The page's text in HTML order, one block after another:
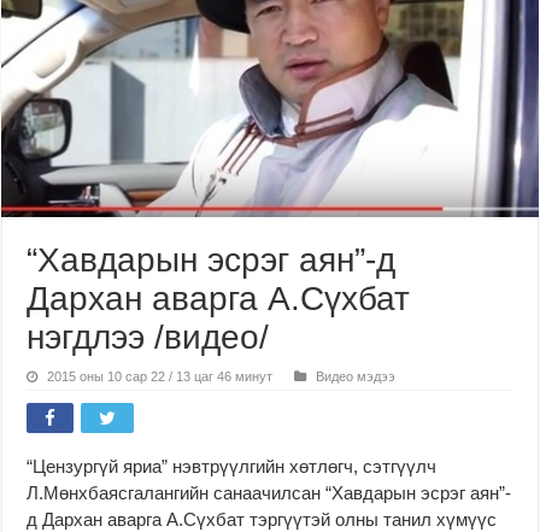
“Хавдарын эсрэг аян”-д
Дархан аварга А.Сүхбат
нэгдлээ /видео/
2015 оны 10 сар 22 / 13 цаг 46 минут Видео мэдээ
“Цензургүй яриа” нэвтрүүлгийн хөтлөгч, сэтгүүлч
Л.Мөнхбаясгалангийн санаачилсан “Хавдарын эсрэг аян”-
д Дархан аварга А.Сүхбат тэргүүтэй олны танил хүмүүс